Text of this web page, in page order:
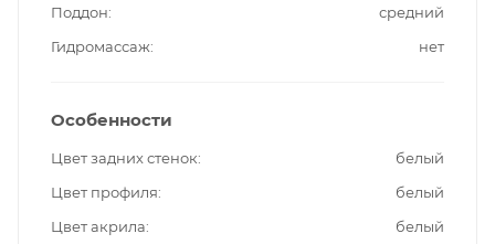
Поддон
средний
Гидромассаж
нет
Особенности
Цвет задних стенок
белый
Цвет профиля
белый
Цвет акрила
белый